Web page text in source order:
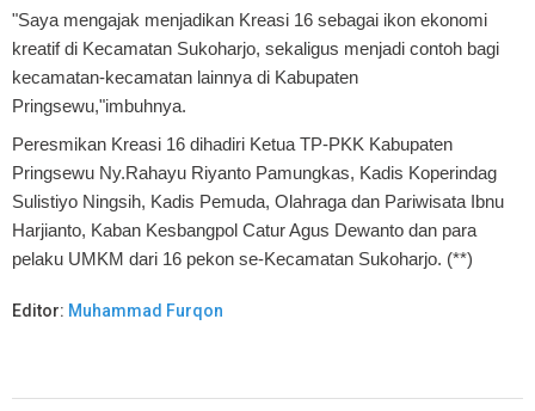
"Saya mengajak menjadikan Kreasi 16 sebagai ikon ekonomi
kreatif di Kecamatan Sukoharjo, sekaligus menjadi contoh bagi
kecamatan-kecamatan lainnya di Kabupaten
Pringsewu,"imbuhnya.
Peresmikan Kreasi 16 dihadiri Ketua TP-PKK Kabupaten
Pringsewu Ny.Rahayu Riyanto Pamungkas, Kadis Koperindag
Sulistiyo Ningsih, Kadis Pemuda, Olahraga dan Pariwisata Ibnu
Harjianto, Kaban Kesbangpol Catur Agus Dewanto dan para
pelaku UMKM dari 16 pekon se-Kecamatan Sukoharjo. (**)
Editor: Muhammad Furqon